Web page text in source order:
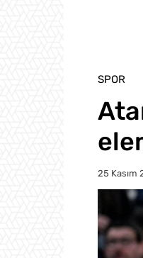
SPOR
25 Kasım